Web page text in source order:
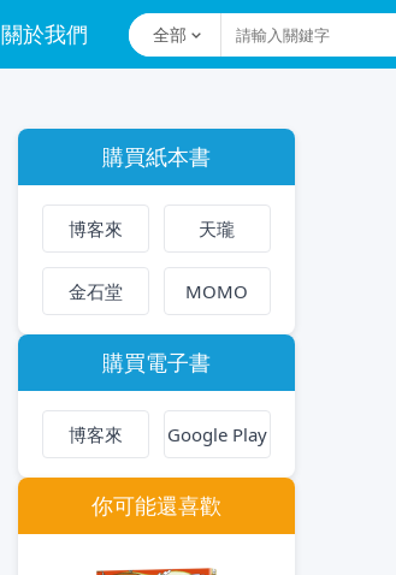
關於我們 全部
購買紙本書
博客來 天瓏
金石堂 MOMO
購買電子書
博客來 Google Play
你可能還喜歡